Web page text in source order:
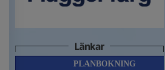
Länkar